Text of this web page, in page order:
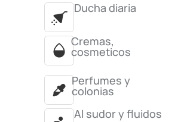
Ducha diaria
Cremas,
cosmeticos
Perfumes y
colonias
Al sudor y fluidos